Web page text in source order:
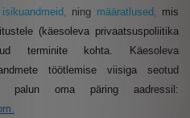
isikuandmeid, ning määratlused, mis
(käesoleva privaatsuspoliitika
terminite kohta. Käesoleva
töötlemise viisiga seotud
palun oma päring aadressil: